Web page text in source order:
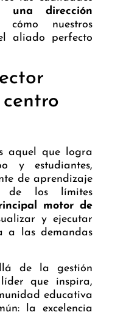
una dirección
nuestros
aliado perfecto
aquel que logra
y estudiantes,
de aprendizaje
los límites
motor de
y ejecutar
a las demandas
de la gestión
que inspira,
educativa
la excelencia